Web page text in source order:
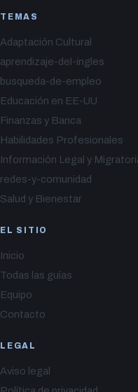
TEMAS
Adaptación Cultural
aprendizaje-del-ingles
busqueda-de-empleo
Educación en EE-UU
Finanzas y Banca
Habilidades Profesionales
Información Legal y
redes-y-comunidad
Salud y Bienestar
EL SITIO
Inicio
Todas las guías
Equipo
Contacto
LEGAL
Aviso legal